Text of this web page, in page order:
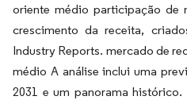
oriente médio participação de
crescimento da receita,
Industry Reports. mercado de
médio A análise inclui uma
2031 e um panorama